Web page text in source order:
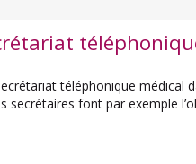
téléphonique médical
secrétaires font par exemple